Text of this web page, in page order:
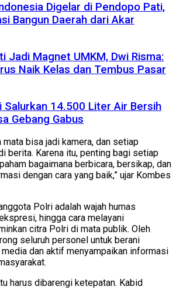
Digelar di Pendopo Pati,
Bangun Daerah dari Akar
Jadi Magnet UMKM, Dwi Risma:
Naik Kelas dan Tembus Pasar
Salurkan 14.500 Liter Air Bersih
Gebang Gabus
mata bisa jadi kamera, dan setiap
berita. Karena itu, penting bagi setiap
bagaimana berbicara, bersikap, dan
dengan cara yang baik,” ujar Kombes
Polri adalah wajah humas
hingga cara melayani
citra Polri di mata publik. Oleh
seluruh personel untuk berani
dan aktif menyampaikan informasi
harus dibarengi ketepatan. Kabid